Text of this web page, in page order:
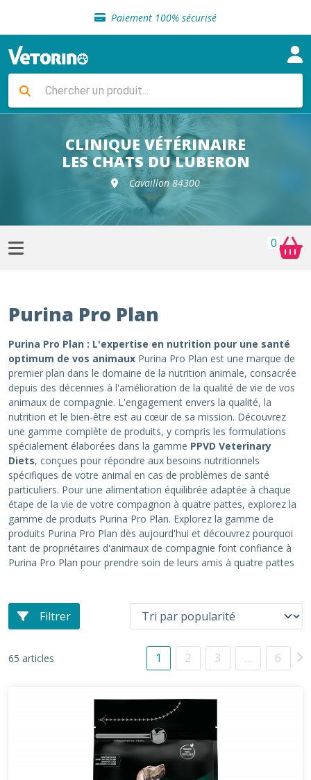
Paiement 100% sécurisé
Livraison gratuite en clinique vétérinaire
Sélection de croquettes vétérinaire
Livraison gratuite en clinique vétérinaire
Retour gratuit en clinique
Sélection de croquettes vétérinaire
CLINIQUE VÉTÉRINAIRE
LES CHATS DU LUBERON
Cavaillon 84300
0
Purina Pro Plan
Purina Pro Plan : L'expertise en nutrition pour une santé
optimum de vos animaux Purina Pro Plan est une marque de
premier plan dans le domaine de la nutrition animale, consacrée
depuis des décennies à l'amélioration de la qualité de vie de vos
animaux de compagnie. L'engagement envers la qualité, la
nutrition et le bien-être est au cœur de sa mission. Découvrez
une gamme complète de produits, y compris les formulations
spécialement élaborées dans la gamme PPVD Veterinary
Diets, conçues pour répondre aux besoins nutritionnels
spécifiques de votre animal en cas de problèmes de santé
particuliers. Pour une alimentation équilibrée adaptée à chaque
étape de la vie de votre compagnon à quatre pattes, explorez la
gamme de produits Purina Pro Plan. Explorez la gamme de
produits Purina Pro Plan dès aujourd'hui et découvrez pourquoi
tant de propriétaires d'animaux de compagnie font confiance à
Purina Pro Plan pour prendre soin de leurs amis à quatre pattes
Filtrer
65 articles 1 2 3 … 6